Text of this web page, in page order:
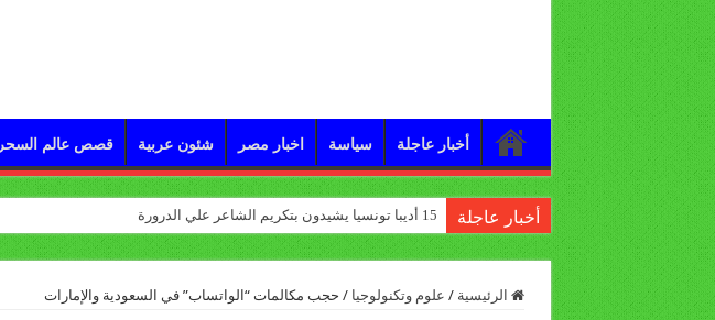
أخبار عاجلة سياسة اخبار مصر شئون عربية قصص عالم السحر
أخبار عاجلة 15 أديبا تونسيا يشيدون بتكريم الشاعر علي الدرورة
الرئيسية / علوم وتكنولوجيا / حجب مكالمات “الواتساب” في السعودية والإمارات